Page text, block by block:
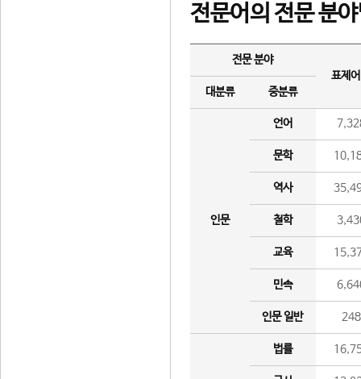
전문어의 전문 분
전문 분야
표제
대분류
중분류
인문
언어
문학
역사
철학
교육
민속
인문 일반 248
법률